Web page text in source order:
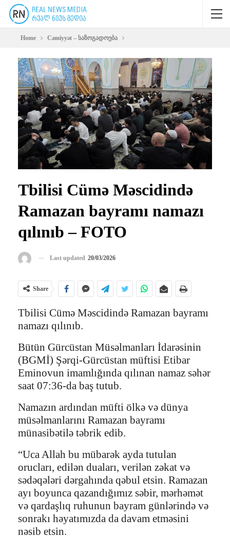
Home Cəmiyyət – საზოგადოება
Tbilisi Cümə Məscidində
Ramazan bayramı namazı
qılınıb – FOTO
Last updated 20/03/2026
Share
Tbilisi Cümə Məscidində Ramazan bayramı
namazı qılınıb.
Bütün Gürcüstan Müsəlmanları İdarəsinin
(BGMİ) Şərqi-Gürcüstan müftisi Etibar
Eminovun imamlığında qılınan namaz səhər
saat 07:36-da baş tutub.
Namazın ardından müfti ölkə və dünya
müsəlmanlarını Ramazan bayramı
münasibətilə təbrik edib.
“Uca Allah bu mübarək ayda tutulan
orucları, edilən duaları, verilən zəkat və
sədəqələri dərgahında qəbul etsin. Ramazan
ayı boyunca qazandığımız səbir, mərhəmət
və qardaşlıq ruhunun bayram günlərində və
sonrakı həyatımızda da davam etməsini
nəsib etsin.